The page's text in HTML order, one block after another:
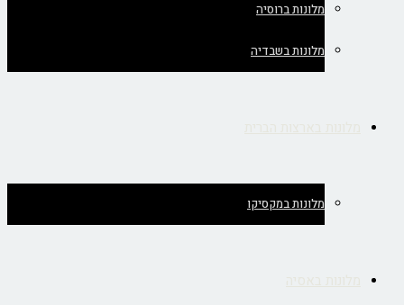
מלונות ברוסיה
מלונות בשבדיה
מלונות במקסיקו